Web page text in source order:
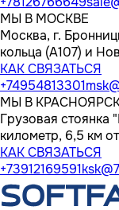
МЫ В МОСКВЕ
Москва, г.
кольца (А107) и
КАК СВЯЗАТЬСЯ
+74954813301
МЫ В
Грузовая стоянка
километр, 6,5 км
КАК СВЯЗАТЬСЯ
+73912169591